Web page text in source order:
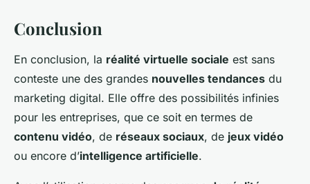
Conclusion
En conclusion, la réalité virtuelle sociale est sans
conteste une des grandes nouvelles tendances du
marketing digital. Elle offre des possibilités infinies
pour les entreprises, que ce soit en termes de
contenu vidéo, de réseaux sociaux, de jeux vidéo
ou encore d’intelligence artificielle.